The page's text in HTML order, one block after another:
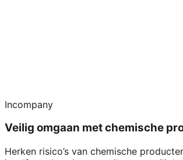
Incompany
Veilig omgaan met chemische
Herken risico’s van chemische